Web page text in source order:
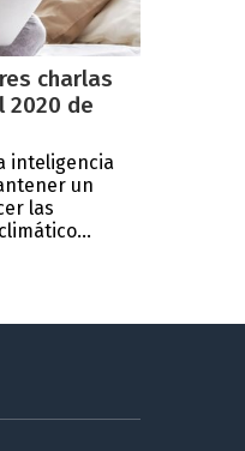
charlas
2020 de
inteligencia
un
las